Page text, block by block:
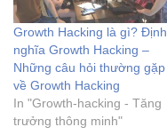
Growth Hacking là gì? Định
nghĩa Growth Hacking –
Những câu hỏi thường gặp
về Growth Hacking
In "Growth-hacking - Tăng
trưởng thông minh"